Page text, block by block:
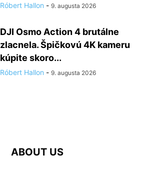
Róbert Hallon - 9. augusta 2026
DJI Osmo Action 4 brutálne
zlacnela. Špičkovú 4K kameru
kúpite skoro...
Róbert Hallon - 9. augusta 2026
ABOUT US